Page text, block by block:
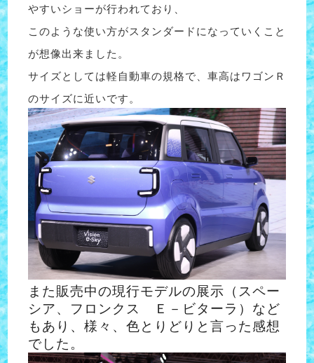
やすいショーが行われており、
このような使い方がスタンダードになっていくこと
が想像出来ました。
サイズとしては軽自動車の規格で、車高はワゴンＲ
のサイズに近いです。
また販売中の現行モデルの展示（スペー
シア、フロンクス Ｅ－ビターラ） など
もあり、様々、色とりどりと言った感想
でした。